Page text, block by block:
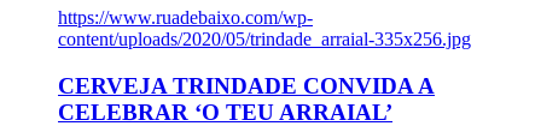
https://www.ruadebaixo.com/wp-
content/uploads/2020/05/trindade_arraial-335x256.jpg
CERVEJA TRINDADE CONVIDA A
CELEBRAR ‘O TEU ARRAIAL’